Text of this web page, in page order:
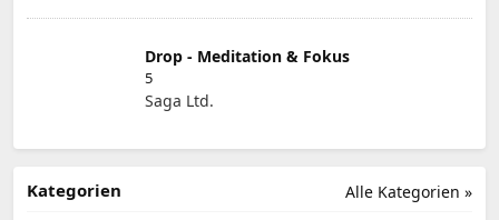
Drop - Meditation & Fokus
5
Saga Ltd.
Alle Kategorien »
Kategorien